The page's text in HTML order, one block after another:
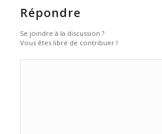
Répondre
Se joindre à la discussion ?
Vous êtes libre de contribuer !